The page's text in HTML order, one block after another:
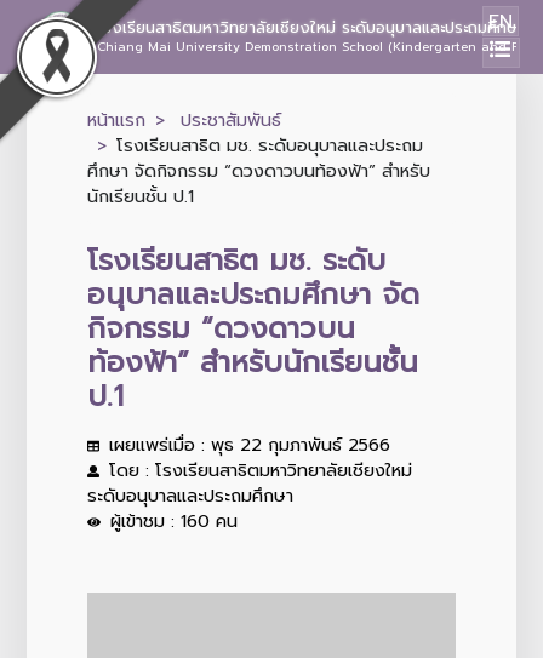
โรงเรียนสาธิตมหาวิทยาลัยเชียงใหม่ ระดับอนุบาลและประถมศึกษา
Chiang Mai University Demonstration School (Kindergarten and
EN
หน้าแรก
ประชาสัมพันธ์
โรงเรียนสาธิต มช. ระดับอนุบาลและประถม
ศึกษา จัดกิจกรรม “ดวงดาวบนท้องฟ้า” สำหรับ
นักเรียนชั้น ป.1
โรงเรียนสาธิต มช. ระดับ
อนุบาลและประถมศึกษา จัด
กิจกรรม “ดวงดาวบน
ท้องฟ้า” สำหรับนักเรียนชั้น
ป.1
เผยแพร่เมื่อ : พุธ 22 กุมภาพันธ์ 2566
โดย : โรงเรียนสาธิตมหาวิทยาลัยเชียงใหม่
ระดับอนุบาลและประถมศึกษา
ผู้เข้าชม : 160 คน